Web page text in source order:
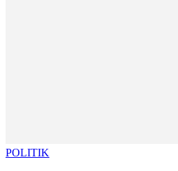
POLITIK